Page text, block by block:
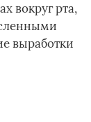
вокруг рта,
выработки